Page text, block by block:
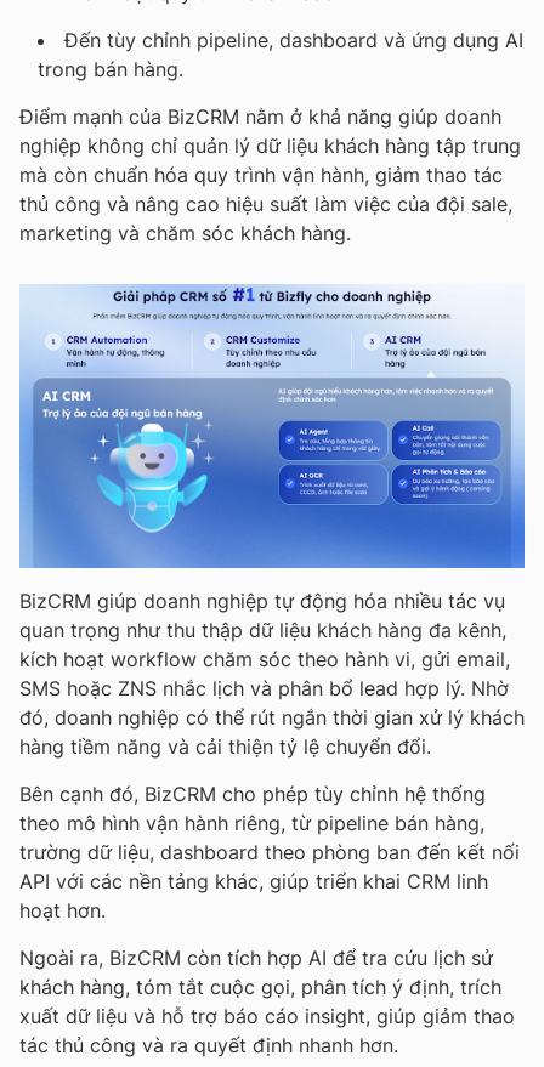
Đến tùy chỉnh pipeline, dashboard và ứng dụng AI
trong bán hàng.
Điểm mạnh của BizCRM nằm ở khả năng giúp doanh
nghiệp không chỉ quản lý dữ liệu khách hàng tập trung
mà còn chuẩn hóa quy trình vận hành, giảm thao tác
thủ công và nâng cao hiệu suất làm việc của đội sale,
marketing và chăm sóc khách hàng.
BizCRM giúp doanh nghiệp tự động hóa nhiều tác vụ
quan trọng như thu thập dữ liệu khách hàng đa kênh,
kích hoạt workflow chăm sóc theo hành vi, gửi email,
SMS hoặc ZNS nhắc lịch và phân bổ lead hợp lý. Nhờ
đó, doanh nghiệp có thể rút ngắn thời gian xử lý khách
hàng tiềm năng và cải thiện tỷ lệ chuyển đổi.
Bên cạnh đó, BizCRM cho phép tùy chỉnh hệ thống
theo mô hình vận hành riêng, từ pipeline bán hàng,
trường dữ liệu, dashboard theo phòng ban đến kết nối
API với các nền tảng khác, giúp triển khai CRM linh
hoạt hơn.
Ngoài ra, BizCRM còn tích hợp AI để tra cứu lịch sử
khách hàng, tóm tắt cuộc gọi, phân tích ý định, trích
xuất dữ liệu và hỗ trợ báo cáo insight, giúp giảm thao
tác thủ công và ra quyết định nhanh hơn.